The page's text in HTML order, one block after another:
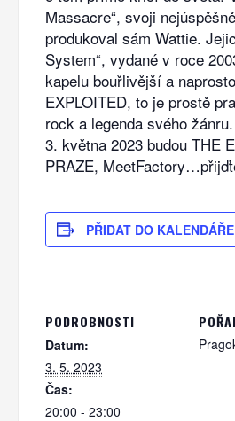
Massacre“, svoji
produkoval sám Wattie.
System“, vydané v roce
kapelu bouřlivější a
EXPLOITED, to je prostě
rock a legenda svého žánru.
3. května 2023 budou THE
PRAZE,
PŘIDAT DO KALENDÁŘE
PODROBNOSTI
Datum:
3. 5. 2023
Čas:
20:00 - 23:00